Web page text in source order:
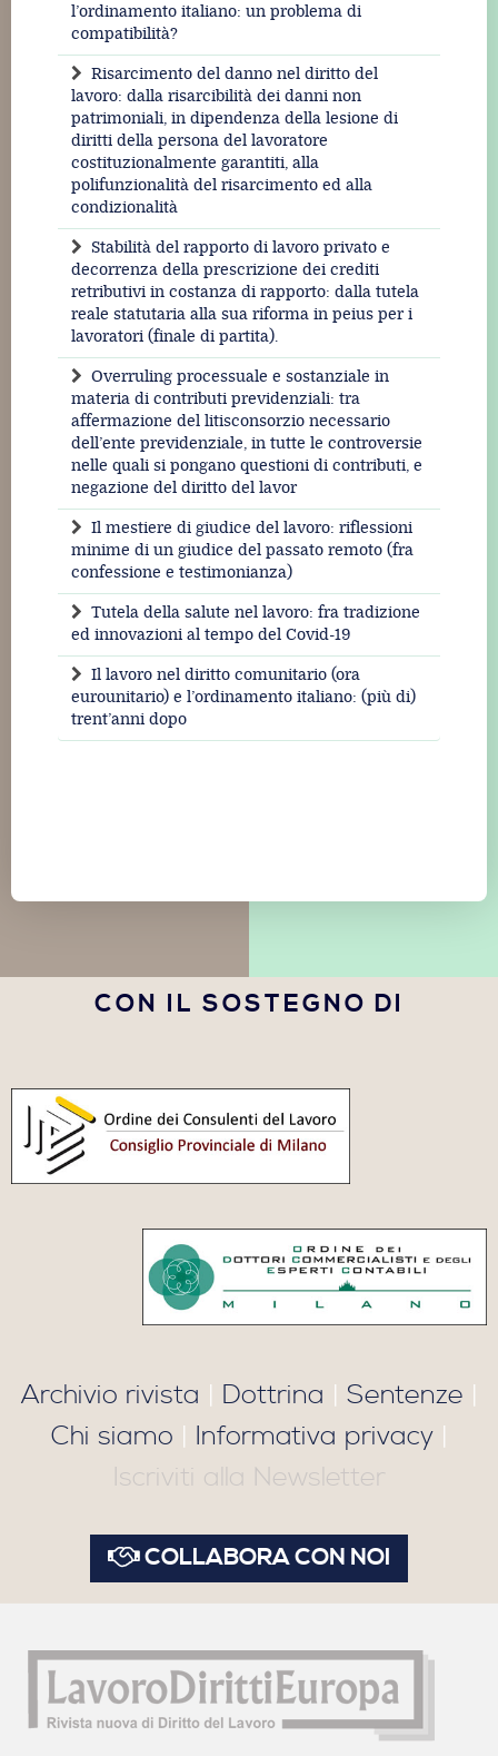
l’ordinamento italiano: un problema di
compatibilità?
Risarcimento del danno nel diritto del
lavoro: dalla risarcibilità dei danni non
patrimoniali, in dipendenza della lesione di
diritti della persona del lavoratore
costituzionalmente garantiti, alla
polifunzionalità del risarcimento ed alla
condizionalità
Stabilità del rapporto di lavoro privato e
decorrenza della prescrizione dei crediti
retributivi in costanza di rapporto: dalla tutela
reale statutaria alla sua riforma in peius per i
lavoratori (finale di partita).
Overruling processuale e sostanziale in
materia di contributi previdenziali: tra
affermazione del litisconsorzio necessario
dell’ente previdenziale, in tutte le controversie
nelle quali si pongano questioni di contributi, e
negazione del diritto del lavor
Il mestiere di giudice del lavoro: riflessioni
minime di un giudice del passato remoto (fra
confessione e testimonianza)
Tutela della salute nel lavoro: fra tradizione
ed innovazioni al tempo del Covid-19
Il lavoro nel diritto comunitario (ora
eurounitario) e l’ordinamento italiano: (più di)
trent’anni dopo
CON IL SOSTEGNO DI
Archivio rivista | Dottrina | Sentenze |
Chi siamo | Informativa privacy|
Iscriviti alla Newsletter
COLLABORA CON NOI